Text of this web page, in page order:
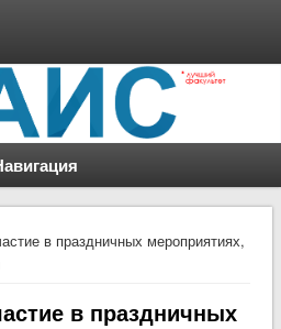
в праздничных мероприятиях,
в праздничных